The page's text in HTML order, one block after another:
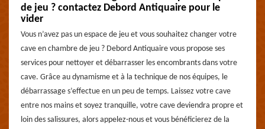
de jeu ? contactez Debord Antiquaire pour le
vider
Vous n’avez pas un espace de jeu et vous souhaitez changer votre
cave en chambre de jeu ? Debord Antiquaire vous propose ses
services pour nettoyer et débarrasser les encombrants dans votre
cave. Grâce au dynamisme et à la technique de nos équipes, le
débarrassage s’effectue en un peu de temps. Laissez votre cave
entre nos mains et soyez tranquille, votre cave deviendra propre et
loin des salissures, alors appelez-nous et vous bénéficierez de la